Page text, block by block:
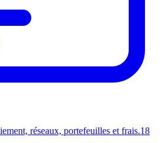
réseaux, portefeuilles et frais.18